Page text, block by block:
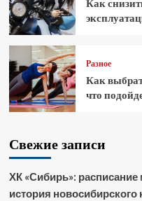
Как
Разное
Как
что
Свежие записи
ХК «Сибирь»: расписание
история новосибирского